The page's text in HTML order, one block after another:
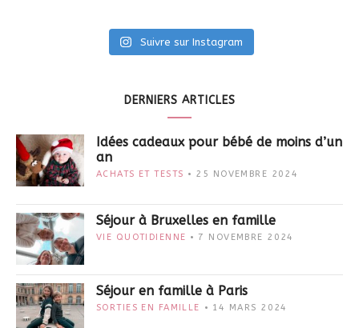
Suivre sur Instagram
DERNIERS ARTICLES
Idées cadeaux pour bébé de moins d’un
an
ACHATS ET TESTS 25 NOVEMBRE 2024
Séjour à Bruxelles en famille
VIE QUOTIDIENNE 7 NOVEMBRE 2024
Séjour en famille à Paris
SORTIES EN FAMILLE 14 MARS 2024